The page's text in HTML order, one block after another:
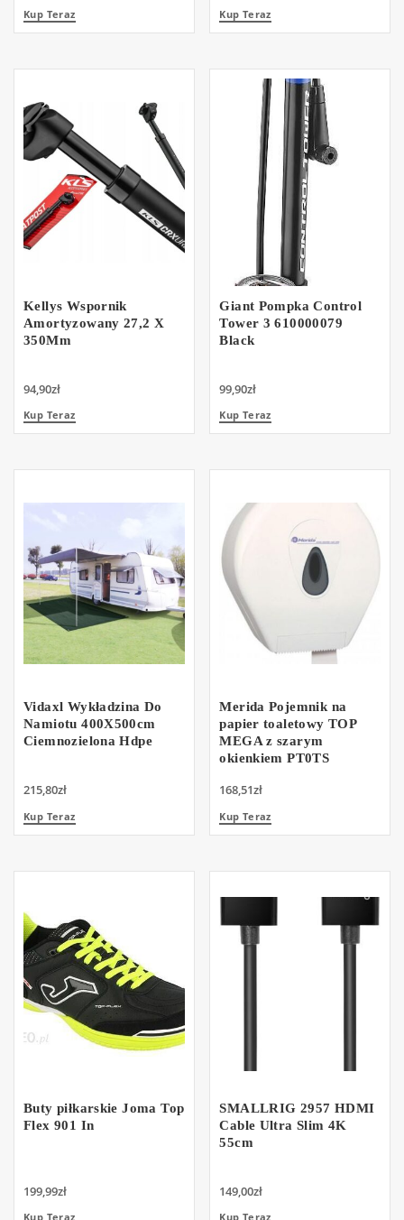
Kup Teraz Kup Teraz
Kellys Wspornik
Amortyzowany 27,2 X
350Mm
94,90zł
Kup Teraz
Giant Pompka Control
Tower 3 610000079
Black
99,90zł
Kup Teraz
Vidaxl Wykładzina Do
Namiotu 400X500cm
Ciemnozielona Hdpe
215,80zł
Kup Teraz
Merida Pojemnik na
papier toaletowy TOP
MEGA z szarym
okienkiem PT0TS
168,51zł
Kup Teraz
Buty piłkarskie Joma Top
Flex 901 In
199,99zł
Kup Teraz
SMALLRIG 2957 HDMI
Cable Ultra Slim 4K
55cm
149,00zł
Kup Teraz